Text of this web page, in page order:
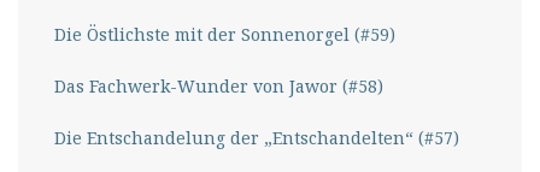
Die Östlichste mit der Sonnenorgel (#59)
Das Fachwerk-Wunder von Jawor (#58)
Die Entschandelung der „Entschandelten“ (#57)